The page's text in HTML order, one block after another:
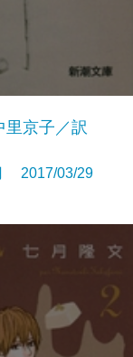
里京子／訳
2017/03/29